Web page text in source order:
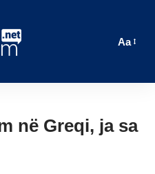
Aa
në Greqi, ja sa